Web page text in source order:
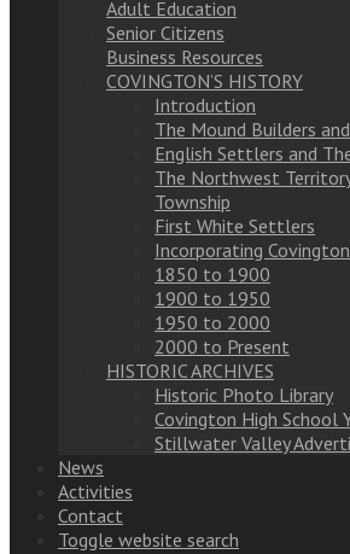
Adult Education
Senior Citizens
Business Resources
COVINGTON’S HISTORY
Introduction
The Mound Builders
English Settlers and
The Northwest
Township
First White Settlers
Incorporating Covington
1850 to 1900
1900 to 1950
1950 to 2000
2000 to Present
HISTORIC ARCHIVES
Historic Photo Library
Covington High School
Stillwater Valley
News
Activities
Contact
Toggle website search